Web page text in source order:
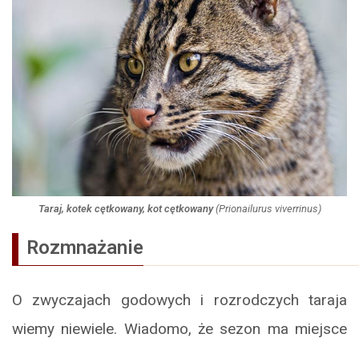
Taraj, kotek cętkowany, kot cętkowany(Prionailurus viverrinus)
Rozmnażanie
O zwyczajach godowych i rozrodczych taraja
wiemy niewiele. Wiadomo, że sezon ma miejsce